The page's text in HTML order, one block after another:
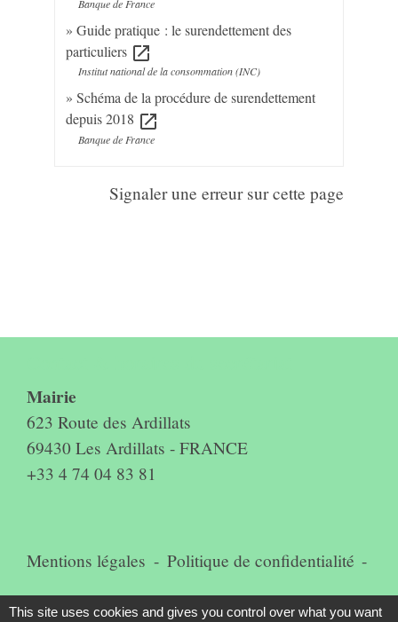
Banque de France
Guide pratique : le surendettement des
particuliers open_in_new
Institut national de la consommation (INC)
Schéma de la procédure de surendettement
depuis 2018 open_in_new
Banque de France
Signaler une erreur sur cette page
Mairie
623 Route des Ardillats
69430 Les Ardillats - FRANCE
+33 4 74 04 83 81
Mentions légales - Politique de confidentialité -
Accessibilité - Plan du site -
This site uses cookies and gives you control over what you want